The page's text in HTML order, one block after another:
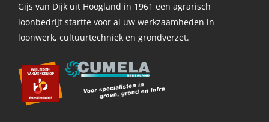
Gijs van Dijk uit Hoogland in 1961 een agrarisch
loonbedrijf startte voor al uw werkzaamheden in
loonwerk, cultuurtechniek en grondverzet.